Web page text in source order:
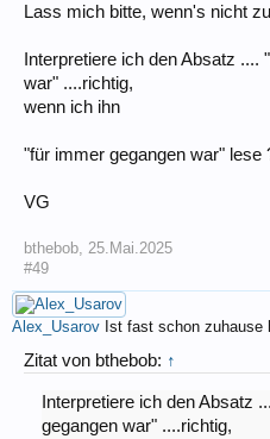
Lass mich bitte, wenn's nicht
Interpretiere ich den Absatz ....
war" ....richtig,
wenn ich ihn
"für immer gegangen war" lese
VG
bthebob 25.Mai.2025
#49
Alex_Usarov Ist fast schon zuhause
Zitat von bthebob: ↑
Interpretiere ich den Absatz
gegangen war" ....richtig,